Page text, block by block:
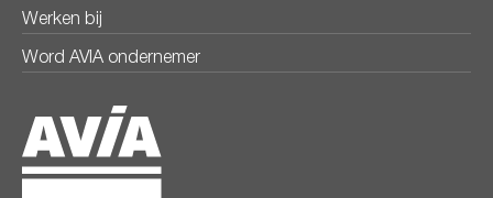
Werken bij
Word AVIA ondernemer